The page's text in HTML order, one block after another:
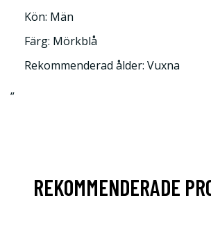
Kön: Män
Färg: Mörkblå
Rekommenderad ålder: Vuxna
”
REKOMMENDERADE